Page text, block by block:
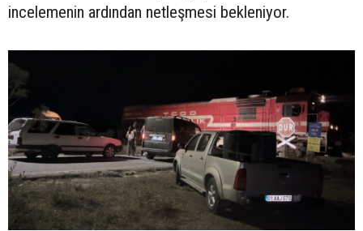
incelemenin ardından netleşmesi bekleniyor.